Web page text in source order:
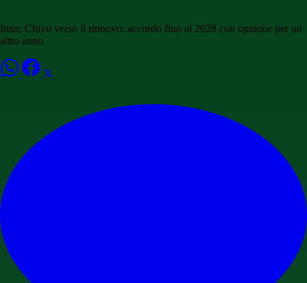
Inter, Chivu verso il rinnovo: accordo fino al 2028 con opzione per un
altro anno